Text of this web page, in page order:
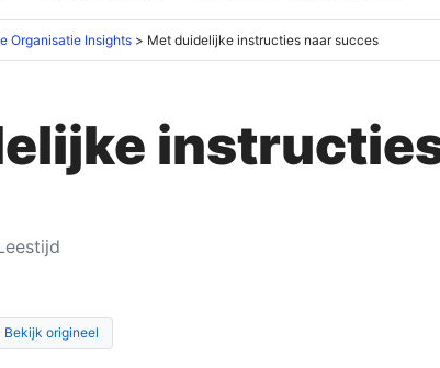
Organisatie Insights Met duidelijke instructies naar succes
Bekijk origineel